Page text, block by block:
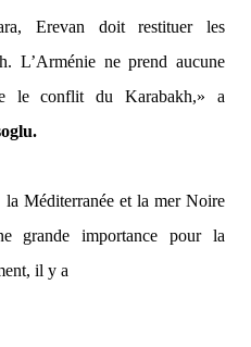
Erevan doit restituer les
L’Arménie ne prend aucune
le conflit du Karabakh,» a
Méditerranée et la mer Noire
grande importance pour la
il y a